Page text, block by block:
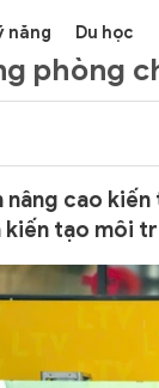
năng Du học
phòng
nâng cao
kiến tạo môi